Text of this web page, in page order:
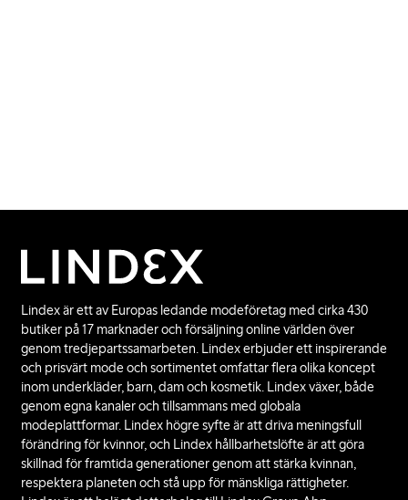
Lindex är ett av Europas ledande modeföretag med cirka 430
butiker på 17 marknader och försäljning online världen över
genom tredjepartssamarbeten. Lindex erbjuder ett inspirerande
och prisvärt mode och sortimentet omfattar flera olika koncept
inom underkläder, barn, dam och kosmetik. Lindex växer, både
genom egna kanaler och tillsammans med globala
modeplattformar. Lindex högre syfte är att driva meningsfull
förändring för kvinnor, och Lindex hållbarhetslöfte är att göra
skillnad för framtida generationer genom att stärka kvinnan,
respektera planeten och stå upp för mänskliga rättigheter.